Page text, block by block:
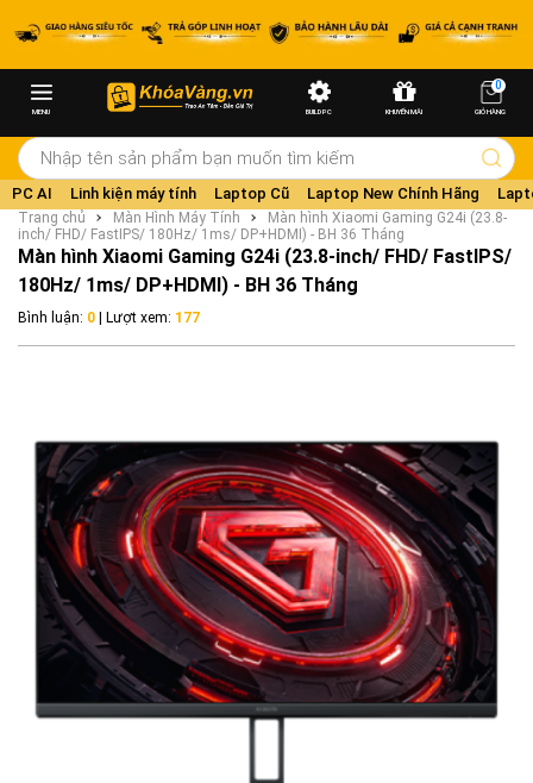
MENU BUILD PC KHUYẾN MÃI
0
GIỎ HÀNG
PC AI Linh kiện máy tính Laptop Cũ Laptop New Chính Hãng
Trang chủ Màn Hình Máy Tính
Màn hình Xiaomi Gaming G24i (23.8-
inch/ FHD/ FastIPS/ 180Hz/ 1ms/ DP+HDMI) - BH 36 Tháng
Màn hình Xiaomi Gaming G24i (23.8-inch/ FHD/ FastIPS/
180Hz/ 1ms/ DP+HDMI) - BH 36 Tháng
Bình luận: 0 | Lượt xem: 177